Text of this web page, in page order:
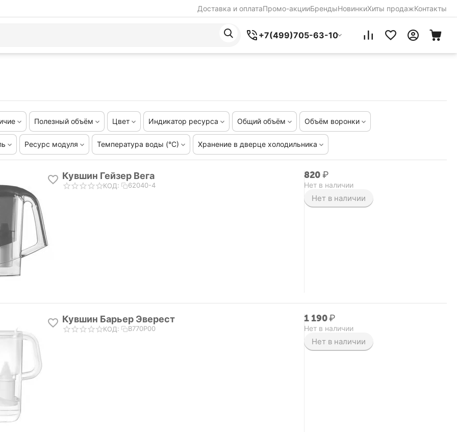
Доставка и оплатаПромо-акцииБрендыНовинкиХиты продажКонтакты
+7(499)705-63-10
Полезный объём Цвет Индикатор ресурса Общий объём Объём воронки
Ресурс модуля Температура воды (°С) Хранение в дверце холодильника
Кувшин Гейзер Вега
КОД: 62040-4
‍820‍₽
Нет в наличии
Нет в наличии
Кувшин Барьер Эверест
КОД: В770Р00
1 190₽
Нет в наличии
Нет в наличии